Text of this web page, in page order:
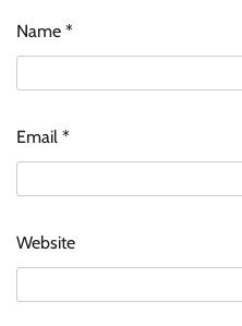
Name *
Email *
Website